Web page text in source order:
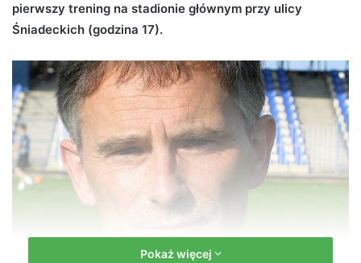
i
pierwszy trening na stadionie głównym przy ulicy
Śniadeckich (godzina 17).
Pokaż więcej